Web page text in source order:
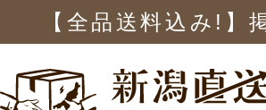
【全品送料込み!】